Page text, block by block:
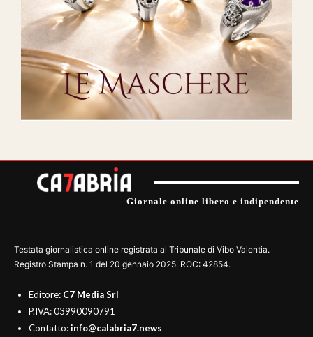
Giornale online libero e indipendente
Testata giornalistica online registrata al Tribunale di Vibo Valentia.
Registro Stampa n. 1 del 20 gennaio 2025. ROC: 42854.
Editore: C7 Media Srl
P.IVA: 03990090791
Contatto:info@calabria7.news